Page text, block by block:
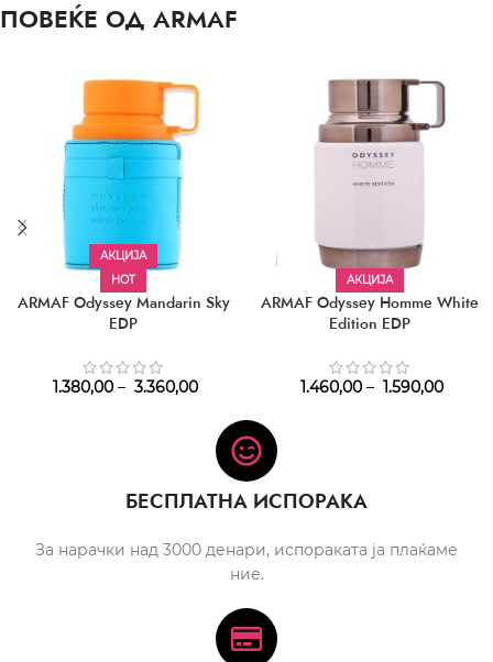
ПОВЕЌЕ ОД ARMAF
АКЦИЈА
HOT
ARMAF Odyssey Mandarin Sky
EDP
1.380,00 – 3.360,00
АКЦИЈА
ARMAF Odyssey Homme White
Edition EDP
1.460,00 – 1.590,00
БЕСПЛАТНА ИСПОРАКА
За нарачки над 3000 денари, испораката ја плаќаме
ние.